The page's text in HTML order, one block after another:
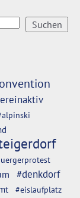
#denkdorf
#eislaufplatz